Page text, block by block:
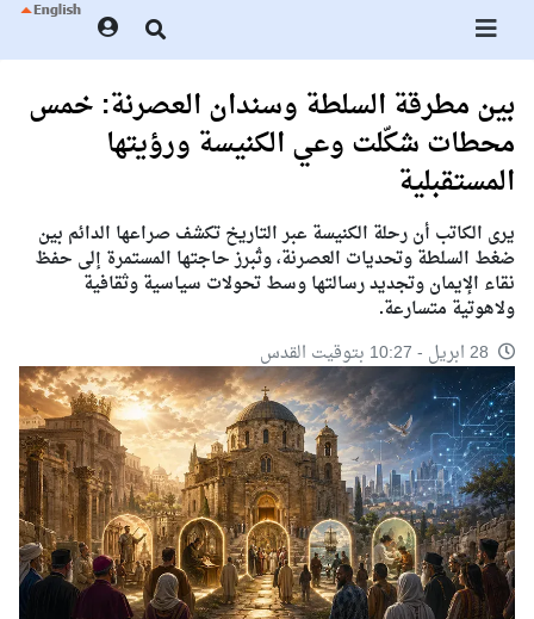
بين مطرقة السلطة وسندان العصرنة: خمس
محطات شكّلت وعي الكنيسة ورؤيتها
المستقبلية
يرى الكاتب أن رحلة الكنيسة عبر التاريخ تكشف صراعها الدائم بين
ضغط السلطة وتحديات العصرنة، وتُبرز حاجتها المستمرة إلى حفظ
نقاء الإيمان وتجديد رسالتها وسط تحولات سياسية وثقافية
ولاهوتية متسارعة.